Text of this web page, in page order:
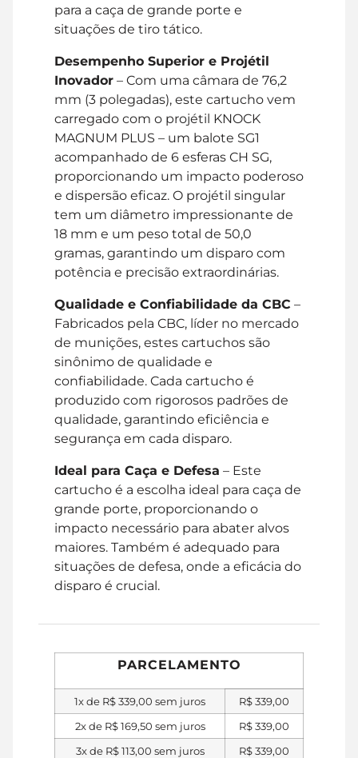
para a caça de grande porte e
situações de tiro tático.
Desempenho Superior e Projétil
Inovador – Com uma câmara de 76,2
mm (3 polegadas), este cartucho vem
carregado com o projétil KNOCK
MAGNUM PLUS – um balote SG1
acompanhado de 6 esferas CH SG,
proporcionando um impacto poderoso
e dispersão eficaz. O projétil singular
tem um diâmetro impressionante de
18 mm e um peso total de 50,0
gramas, garantindo um disparo com
potência e precisão extraordinárias.
Qualidade e Confiabilidade da CBC –
Fabricados pela CBC, líder no mercado
de munições, estes cartuchos são
sinônimo de qualidade e
confiabilidade. Cada cartucho é
produzido com rigorosos padrões de
qualidade, garantindo eficiência e
segurança em cada disparo.
Ideal para Caça e Defesa – Este
cartucho é a escolha ideal para caça de
grande porte, proporcionando o
impacto necessário para abater alvos
maiores. Também é adequado para
situações de defesa, onde a eficácia do
disparo é crucial.
PARCELAMENTO
1x de R$339,00 sem juros R$339,00
2x de R$169,50 sem juros R$339,00
3x de R$113,00 sem juros R$339,00